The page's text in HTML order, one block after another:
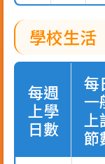
學校生活
每週
上學
日數
每
一
上
節